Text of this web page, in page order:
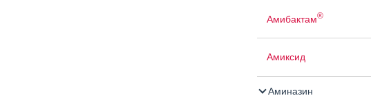
Амибактам®
Амиксид
Аминазин